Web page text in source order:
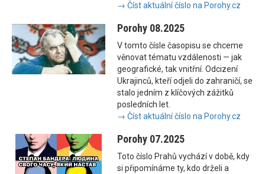
→ Číst aktuální číslo na Porohy.cz
Porohy 08.2025
V tomto čísle časopisu se chceme
věnovat tématu vzdálenosti — jak
geografické, tak vnitřní. Odcizení
Ukrajinců, kteří odjeli do zahraničí, se
stalo jedním z klíčových zážitků
posledních let.
→ Číst aktuální číslo na Porohy.cz
Porohy 07.2025
Toto číslo Prahů vychází v době, kdy
si připomínáme ty, kdo drželi a